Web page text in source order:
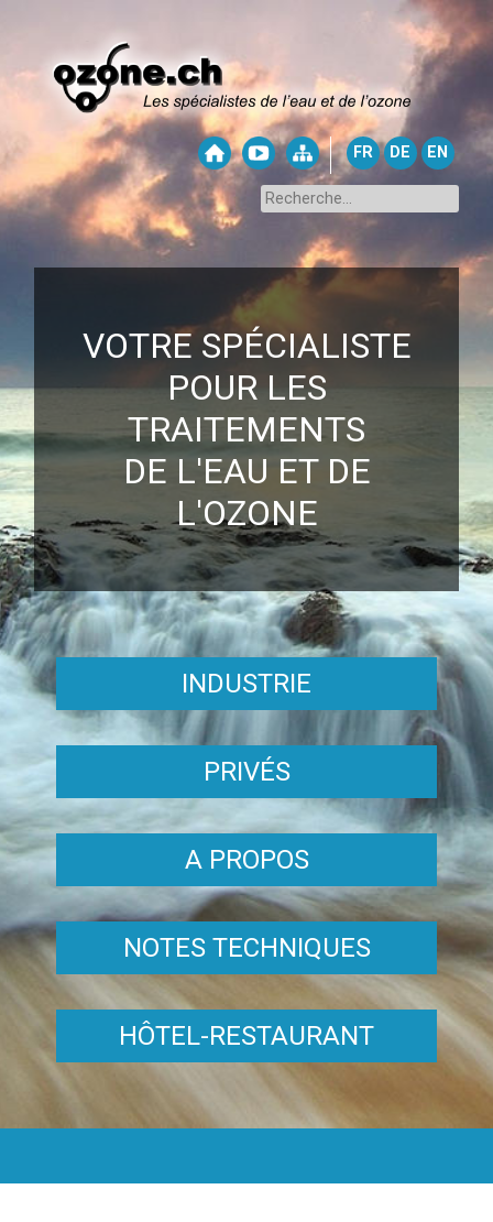
FR DE EN
VOTRE SPÉCIALISTE
POUR LES
TRAITEMENTS
DE L'EAU ET DE
L'OZONE
INDUSTRIE
PRIVÉS
A PROPOS
NOTES TECHNIQUES
HÔTEL-RESTAURANT